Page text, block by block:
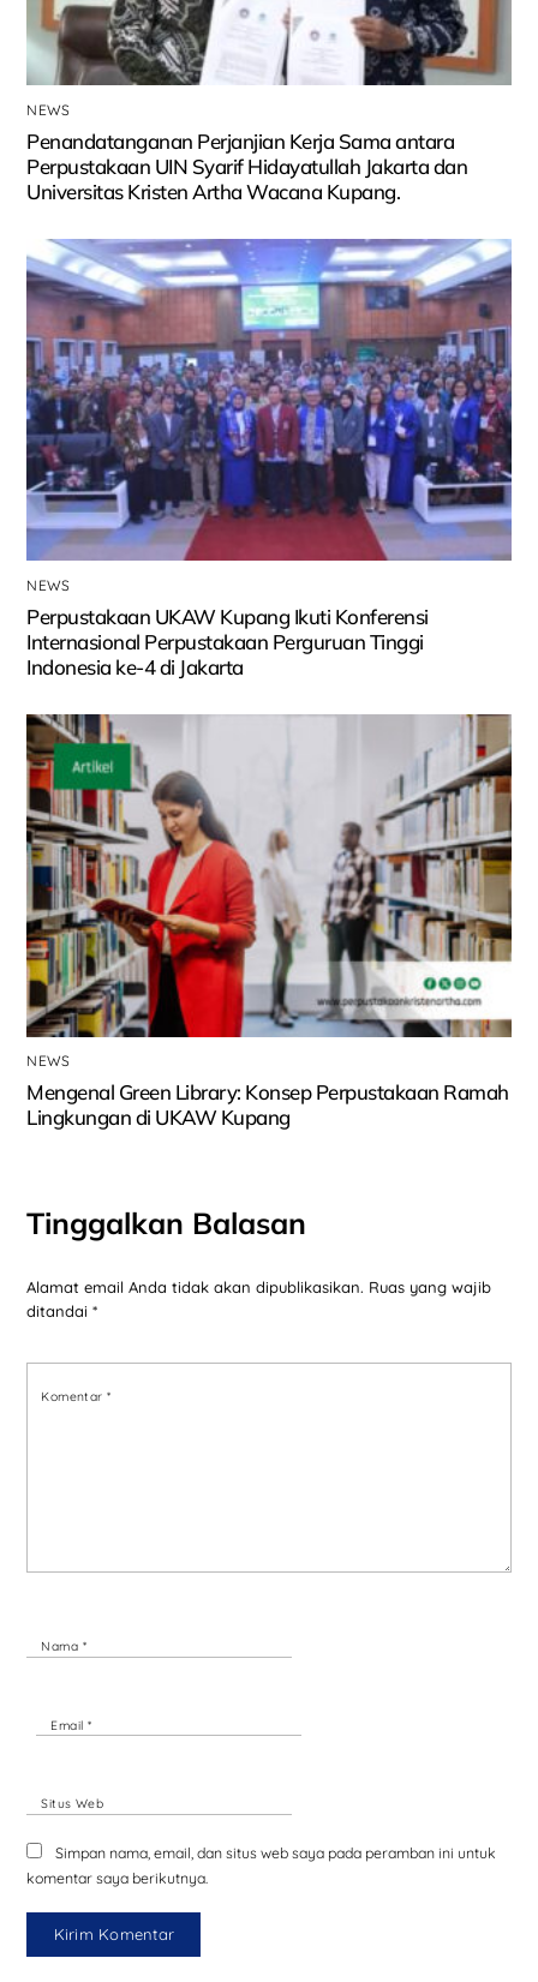
NEWS
Penandatanganan Perjanjian Kerja Sama antara
Perpustakaan UIN Syarif Hidayatullah Jakarta dan
Universitas Kristen Artha Wacana Kupang.
NEWS
Perpustakaan UKAW Kupang Ikuti Konferensi
Internasional Perpustakaan Perguruan Tinggi
Indonesia ke-4 di Jakarta
NEWS
Mengenal Green Library: Konsep Perpustakaan Ramah
Lingkungan di UKAW Kupang
Tinggalkan Balasan
Alamat email Anda tidak akan dipublikasikan. Ruas yang wajib
ditandai*
Komentar*
Nama *
Email *
Situs Web
Simpan nama, email, dan situs web saya pada peramban ini untuk
komentar saya berikutnya.